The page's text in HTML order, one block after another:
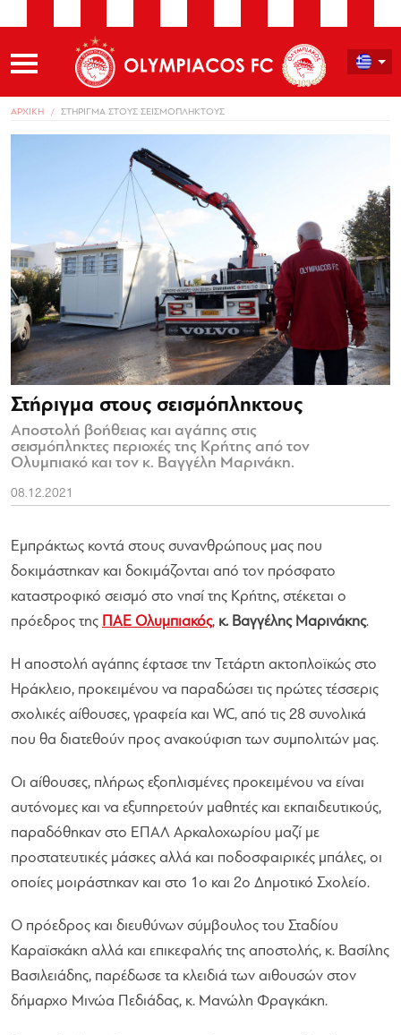
ΑΡΧΙΚΗ ΣΤΗΡΙΓΜΑ ΣΤΟΥΣ ΣΕΙΣΜΟΠΛΗΚΤΟΥΣ
Στήριγμα στους σεισμόπληκτους
Αποστολή βοήθειας και αγάπης στις
σεισμόπληκτες περιοχές της Κρήτης από τον
Ολυμπιακό και τον κ. Βαγγέλη Μαρινάκη.
08.12.2021
Εμπράκτως κοντά στους συνανθρώπους μας που
δοκιμάστηκαν και δοκιμάζονται από τον πρόσφατο
καταστροφικό σεισμό στο νησί της Κρήτης, στέκεται ο
πρόεδρος της ΠΑΕ Ολυμπιακός, κ. Βαγγέλης Μαρινάκης.
Η αποστολή αγάπης έφτασε την Τετάρτη ακτοπλοϊκώς στο
Ηράκλειο, προκειμένου να παραδώσει τις πρώτες τέσσερις
σχολικές αίθουσες, γραφεία και WC, από τις 28 συνολικά
που θα διατεθούν προς ανακούφιση των συμπολιτών μας.
Οι αίθουσες, πλήρως εξοπλισμένες προκειμένου να είναι
αυτόνομες και να εξυπηρετούν μαθητές και εκπαιδευτικούς,
παραδόθηκαν στο ΕΠΑΛ Αρκαλοχωρίου μαζί με
προστατευτικές μάσκες αλλά και ποδοσφαιρικές μπάλες, οι
οποίες μοιράστηκαν και στο 1ο και 2ο Δημοτικό Σχολείο.
Ο πρόεδρος και διευθύνων σύμβουλος του Σταδίου
Καραϊσκάκη αλλά και επικεφαλής της αποστολής, κ. Βασίλης
Βασιλειάδης, παρέδωσε τα κλειδιά των αιθουσών στον
δήμαρχο Μινώα Πεδιάδας, κ. Μανώλη Φραγκάκη.